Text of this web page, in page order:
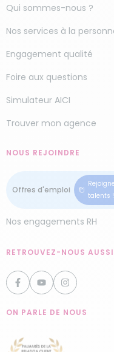
Qui sommes-nous ?
Nos services à la
Engagement qualité
Foire aux questions
Simulateur AICI
Trouver mon agence
NOUS REJOINDRE
talents !
Nos engagements RH
RETROUVEZ-NOUS
ON PARLE DE NOUS